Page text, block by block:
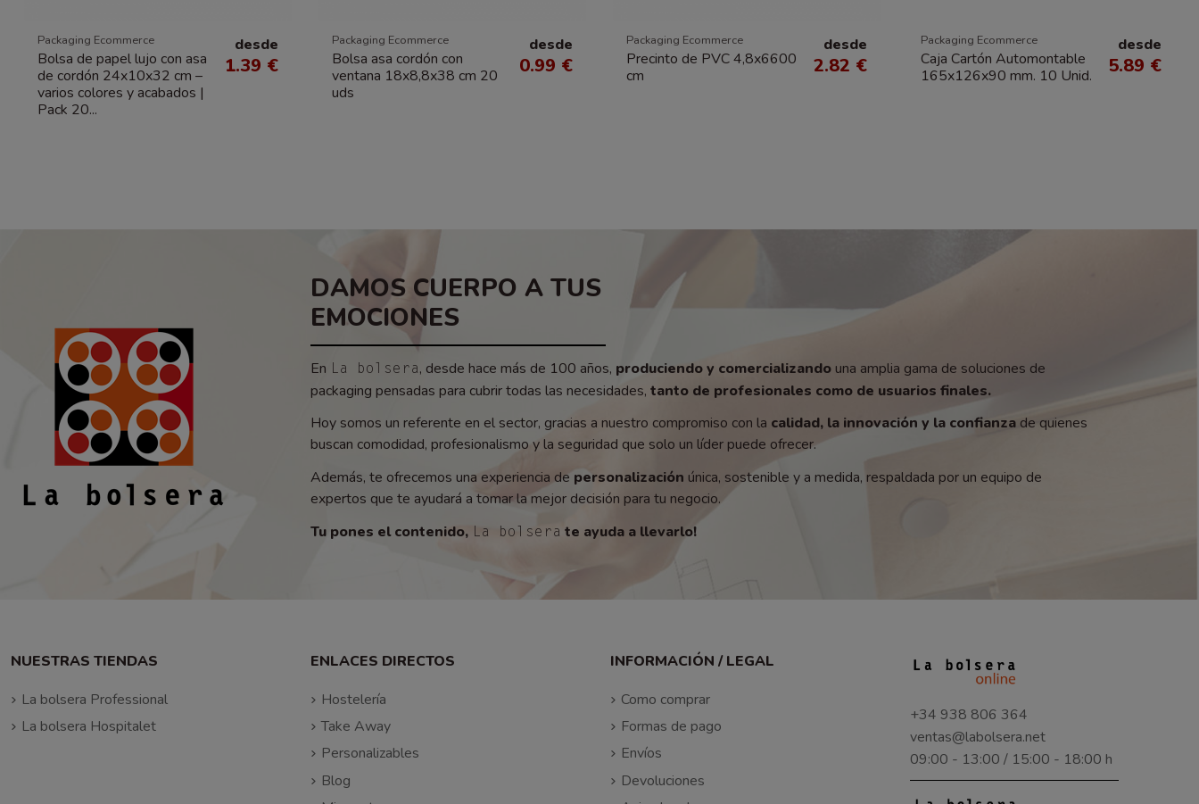
Packaging Ecommerce
Bolsa de papel lujo con asa
de cordón 24x10x32 cm –
varios colores y acabados |
Pack 20...
desde
1.39 €
Packaging Ecommerce
Bolsa asa cordón con
ventana 18x8,8x38 cm 20
uds
desde
0.99 €
Packaging Ecommerce
Precinto de PVC 4,8x6600
cm
desde
2.82 €
Packaging Ecommerce
Caja Cartón Automontable
165x126x90 mm. 10 Unid.
desde
5.89 €
DAMOS CUERPO A TUS
EMOCIONES
En La bolsera, desde hace más de 100 años, produciendo y comercializando una amplia gama de soluciones de
packaging pensadas para cubrir todas las necesidades, tanto de profesionales como de usuarios finales.
Hoy somos un referente en el sector, gracias a nuestro compromiso con la calidad, la innovación y la confianzade quienes
buscan comodidad, profesionalismo y la seguridad que solo un líder puede ofrecer.
Además, te ofrecemos una experiencia de personalización única, sostenible y a medida, respaldada por un equipo de
expertos que te ayudará a tomar la mejor decisión para tu negocio.
Tu pones el contenido, La bolsera te ayuda a llevarlo!
NUESTRAS TIENDAS
La bolsera Professional
La bolsera Hospitalet
ENLACES DIRECTOS
Hostelería
Take Away
Personalizables
Blog
INFORMACIÓN / LEGAL
Como comprar
Formas de pago
Envíos
Devoluciones
+34 938 806 364
ventas@labolsera.net
09:00 - 13:00 / 15:00 - 18:00 h